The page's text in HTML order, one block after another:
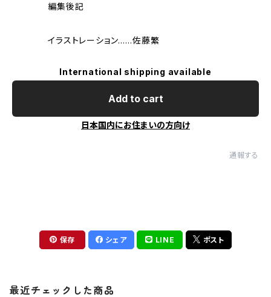
編集後記
イラストレーション……佐藤繁
International shipping available
Add to cart
日本国内にお住まいの方向け
通報する
保存 シェア LINE ポスト
最近チェックした商品